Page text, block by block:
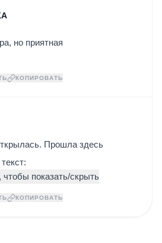
но приятная
КОПИРОВАТЬ
Прошла здесь
КОПИРОВАТЬ